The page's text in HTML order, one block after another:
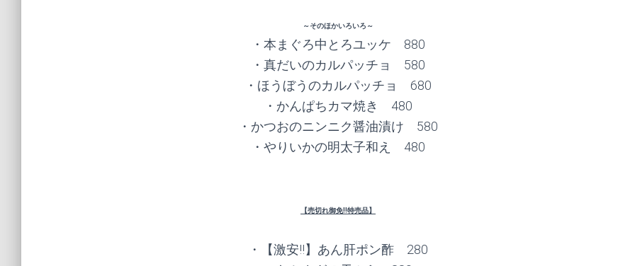
～そのほかいろいろ～
・本まぐろ中とろユッケ 880
・真だいのカルパッチョ 580
・ほうぼうのカルパッチョ 680
・かんぱちカマ焼き 480
・かつおのニンニク醤油漬け 580
・やりいかの明太子和え 480
【売切れ御免!!特売品】
・【激安!!】あん肝ポン酢 280